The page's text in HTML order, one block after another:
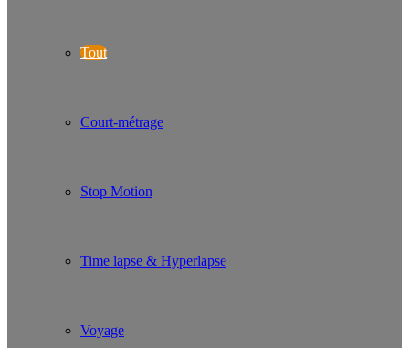
Tout
Court-métrage
Stop Motion
Time lapse & Hyperlapse
Voyage